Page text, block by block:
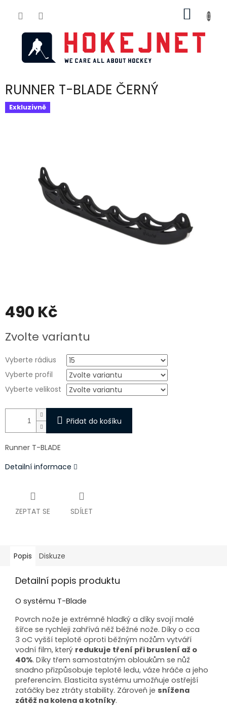
KOŠÍK
RUNNER T-BLADE ČERNÝ
Exkluzivně
490 Kč
cena:
Zvolte variantu
Vyberte rádius
Vyberte profil
Vyberte velikost
Přidat do košíku
Runner T-BLADE
Detailní informace
ZEPTAT SE SDÍLET
Popis Diskuze
Detailní popis produktu
O systému T-Blade
Povrch nože je extrémně hladký a díky svojí malé
šířce se rychleji zahřívá něž běžné nože. Díky o cca
3 oC vyšší teplotě oproti běžným nožům vytváří
vodní film, který redukuje tření při bruslení až o
40%. Díky třem samostatným obloukům se nůž
snadno přizpůsobuje teplotě ledu, váze hráče a jeho
preferencím. Elasticita systému umožňuje ostřejší
zatáčky bez ztráty stability. Zároveň je snížena
zátěž na kolena a kotníky.